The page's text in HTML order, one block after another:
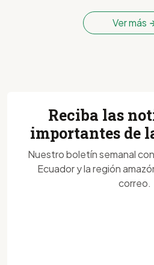
Ver más
Reciba las
importantes de
Nuestro boletín semanal
Ecuador y la región
correo.